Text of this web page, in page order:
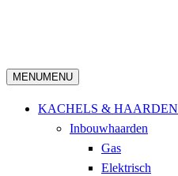
MENUMENU
KACHELS & HAARDEN
Inbouwhaarden
Gas
Elektrisch